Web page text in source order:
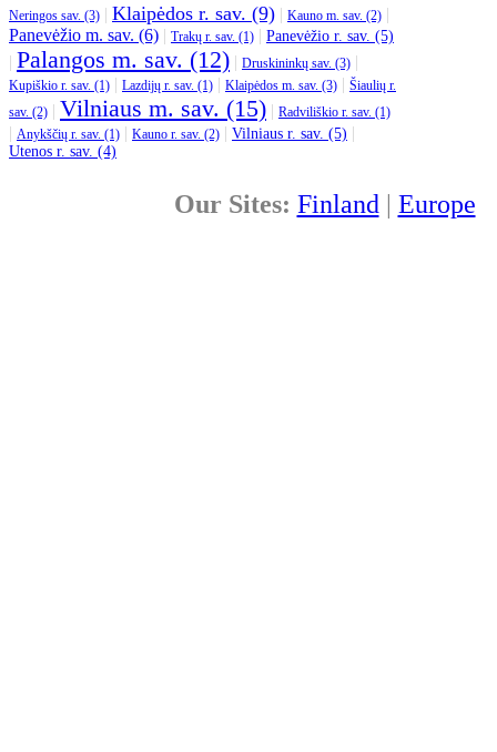
Neringos sav. (3) | Klaipėdos r. sav. (9) | Kauno m. sav. (2) |
Panevėžio m. sav. (6) | Trakų r. sav. (1) | Panevėžio r. sav. (5)
| Palangos m. sav. (12) | Druskininkų sav. (3) |
Kupiškio r. sav. (1) | Lazdijų r. sav. (1) | Klaipėdos m. sav. (3) | Šiaulių r.
sav. (2) | Vilniaus m. sav. (15) | Radviliškio r. sav. (1)
| Anykščių r. sav. (1) | Kauno r. sav. (2) | Vilniaus r. sav. (5) |
Utenos r. sav. (4)
Our Sites: Finland | Europe